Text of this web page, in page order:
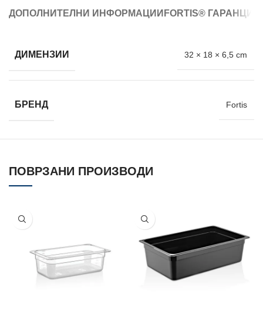
ДОПОЛНИТЕЛНИ ИНФОРМАЦИИ FORTIS®
ДИМЕНЗИИ 32 × 18 × 6,5 cm
БРЕНД Fortis
ПОВРЗАНИ ПРОИЗВОДИ